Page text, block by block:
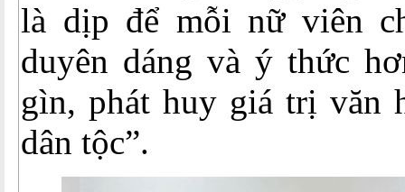
là dịp để mỗi nữ viên
duyên dáng và ý thức
gìn, phát huy giá trị văn
dân tộc”.